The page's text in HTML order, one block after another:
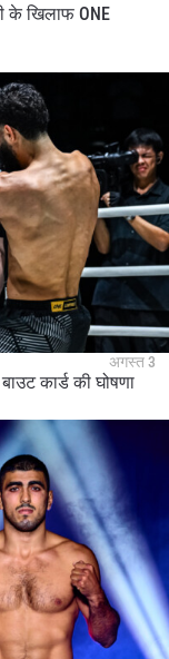
के खिलाफ ONE
अगस्त 3
कार्ड की घोषणा